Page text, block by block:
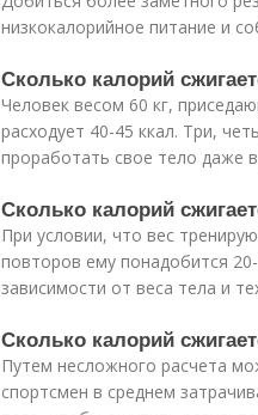
низкокалорийное питание и
Сколько калорий
Человек весом 60 кг,
расходует 40-45 ккал. Три,
проработать свое тело даже
Сколько калорий
При условии, что вес
повторов ему понадобится
зависимости от веса тела и
Сколько калорий
Путем несложного расчета
спортсмен в среднем